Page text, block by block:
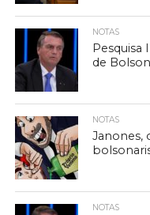
NOTAS
Pesquisa
de
NOTAS
Janones,
NOTAS